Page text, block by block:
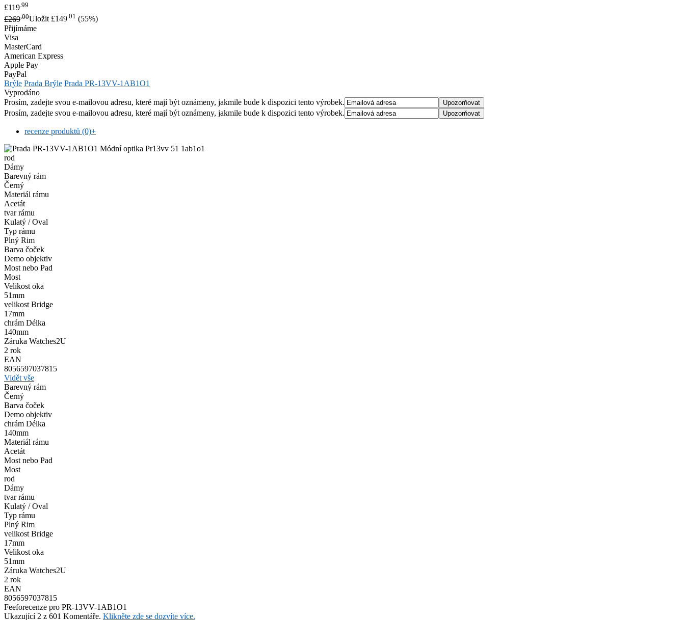
£119 .99
£269.00Uložit £149.01 (55%)
Přijímáme
Visa
MasterCard
American Express
Apple Pay
PayPal
Brýle Prada Brýle Prada PR-13VV-1AB1O1
Vyprodáno
Prosím, zadejte svou e-mailovou adresu, které mají být oznámeny, jakmile bude k dispozici tento výrobek.
Prosím, zadejte svou e-mailovou adresu, které mají být oznámeny, jakmile bude k dispozici tento výrobek.
recenze produktů (0)+
rod
Dámy
Barevný rám
Černý
Materiál rámu
Acetát
tvar rámu
Kulatý / Oval
Typ rámu
Plný Rim
Barva čoček
Demo objektiv
Most nebo Pad
Most
Velikost oka
51mm
velikost Bridge
17mm
chrám Délka
140mm
Záruka Watches2U
2 rok
EAN
8056597037815
Vidět vše
Barevný rám
Černý
Barva čoček
Demo objektiv
chrám Délka
140mm
Materiál rámu
Acetát
Most nebo Pad
Most
rod
Dámy
tvar rámu
Kulatý / Oval
Typ rámu
Plný Rim
velikost Bridge
17mm
Velikost oka
51mm
Záruka Watches2U
2 rok
EAN
8056597037815
Feeforecenze pro PR-13VV-1AB1O1
Ukazující 2 z 601 Komentáře. Klikněte zde se dozvíte více.